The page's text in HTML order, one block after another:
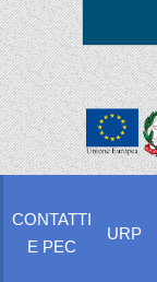
CONTATTI
E PEC
URP